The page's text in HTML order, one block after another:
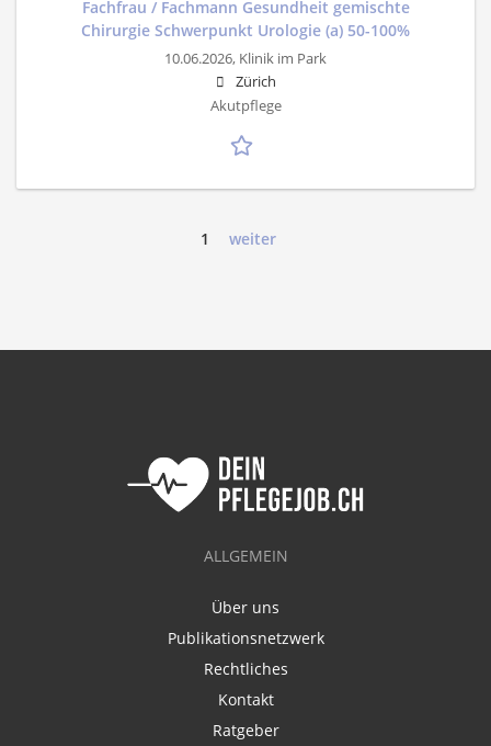
Fachfrau / Fachmann Gesundheit gemischte
Chirurgie Schwerpunkt Urologie (a) 50-100%
10.06.2026, Klinik im Park
Zürich
Akutpflege
1 weiter
ALLGEMEIN
Über uns
Publikationsnetzwerk
Rechtliches
Kontakt
Ratgeber